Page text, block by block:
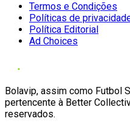
Termos e Condições
Políticas de
Política Editorial
Ad Choices
Bolavip, assim como Futbol
pertencente à Better
reservados.